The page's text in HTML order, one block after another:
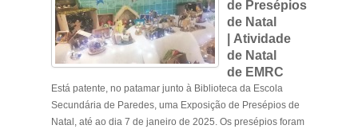
de Presépios
de Natal
Atividade
de Natal
de EMRC
Está patente, no patamar junto à Biblioteca da Escola
Secundária de Paredes, uma Exposição de Presépios de
Natal, até ao dia 7 de janeiro de 2025. Os presépios foram